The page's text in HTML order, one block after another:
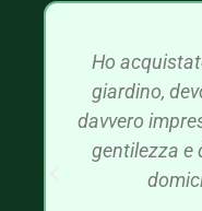
Ho
giardino,
davvero
gentilezza e